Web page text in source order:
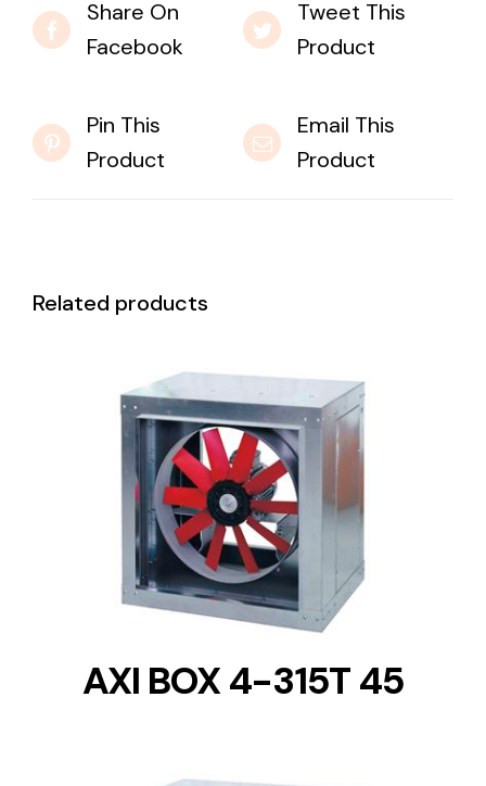
Share On
Facebook
Tweet This
Product
Pin This
Product
Email This
Product
Related products
DETAILS
AXI BOX 4-315T 45